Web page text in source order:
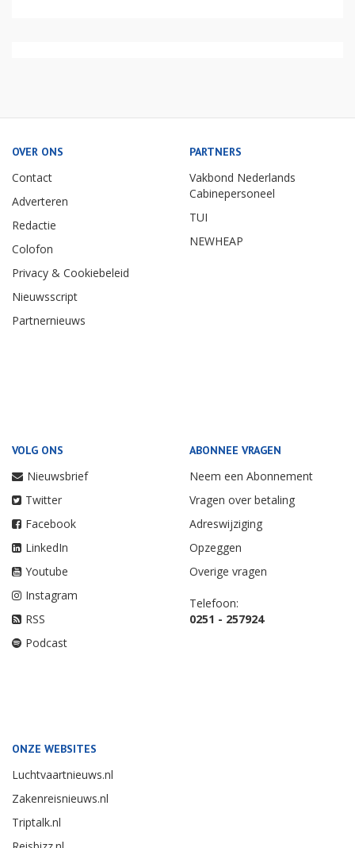
OVER ONS
Contact
Adverteren
Redactie
Colofon
Privacy & Cookiebeleid
Nieuwsscript
Partnernieuws
PARTNERS
Vakbond Nederlands
Cabinepersoneel
TUI
NEWHEAP
VOLG ONS
Nieuwsbrief
Twitter
Facebook
LinkedIn
Youtube
Instagram
RSS
Podcast
ABONNEE VRAGEN
Neem een Abonnement
Vragen over betaling
Adreswijziging
Opzeggen
Overige vragen
Telefoon:
0251 - 257924
ONZE WEBSITES
Luchtvaartnieuws.nl
Zakenreisnieuws.nl
Triptalk.nl